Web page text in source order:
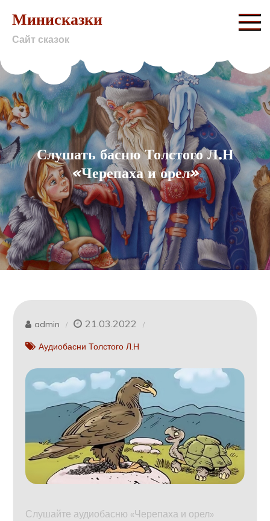
content
Минисказки
Сайт сказок
Слушать басню Толстого Л.Н
«Черепаха и орел»
admin 21.03.2022
Аудиобасни Толстого Л.Н
Слушайте аудиобасню «Черепаха и орел»